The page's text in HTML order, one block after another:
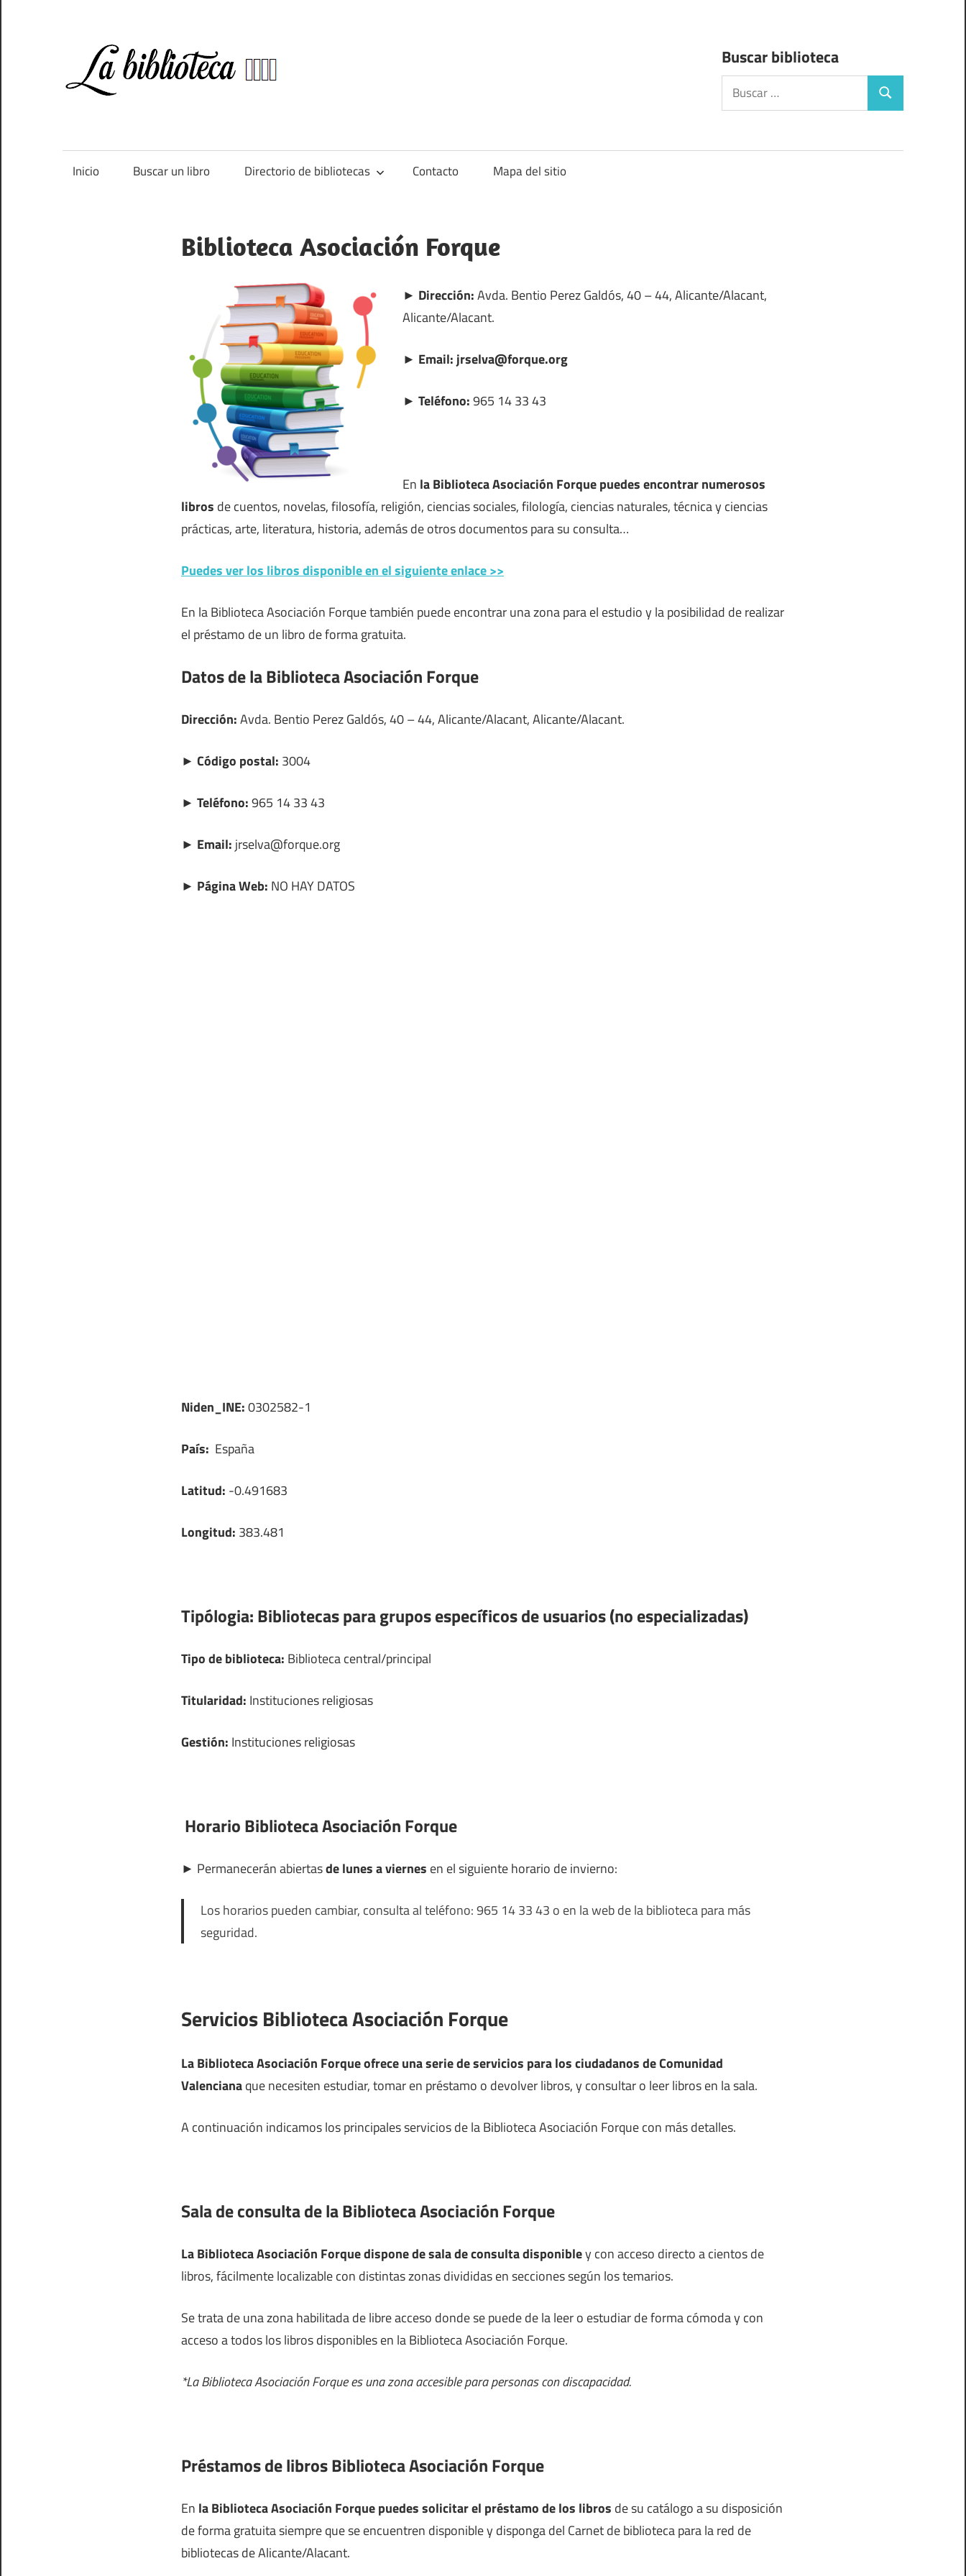
contenido
bibliotecas
de
Buscar biblioteca
Buscar:
Buscar
Inicio Buscar un libro Directorio de bibliotecas Contacto Mapa del sitio
Biblioteca Asociación Forque
► Dirección:Avda. Bentio Perez Galdós, 40 – 44, Alicante/Alacant,
Alicante/Alacant.
► Email: jrselva@forque.org
► Teléfono:965 14 33 43
En la Biblioteca Asociación Forque puedes encontrar numerosos
libros de cuentos, novelas, filosofía, religión, ciencias sociales, filología, ciencias naturales, técnica y ciencias
prácticas, arte, literatura, historia, además de otros documentos para su consulta…
Puedes ver los libros disponible en el siguiente enlace >>
En la Biblioteca Asociación Forque también puede encontrar una zona para el estudio y la posibilidad de realizar
el préstamo de un libro de forma gratuita.
Datos de la Biblioteca Asociación Forque
Dirección:Avda. Bentio Perez Galdós, 40 – 44, Alicante/Alacant, Alicante/Alacant.
► Código postal: 3004
► Teléfono:965 14 33 43
► Email: jrselva@forque.org
► Página Web: NO HAY DATOS
Niden_INE:0302582-1
País: España
Latitud: -0.491683
Longitud: 383.481
Tipólogia:Bibliotecas para grupos específicos de usuarios (no especializadas)
Tipo de biblioteca: Biblioteca central/principal
Titularidad: Instituciones religiosas
Gestión: Instituciones religiosas
Horario Biblioteca Asociación Forque
► Permanecerán abiertasde lunes a viernes en el siguiente horario de invierno:
Los horarios pueden cambiar, consulta al teléfono: 965 14 33 43 o en la web de la biblioteca para más
seguridad.
Servicios Biblioteca Asociación Forque
La Biblioteca Asociación Forque ofrece una serie de servicios para los ciudadanos de Comunidad
Valencianaque necesiten estudiar, tomar en préstamo o devolver libros, y consultar o leer libros en la sala.
A continuación indicamos los principales servicios de la Biblioteca Asociación Forque con más detalles.
Sala de consulta de la Biblioteca Asociación Forque
La Biblioteca Asociación Forque dispone de sala de consulta disponibley con acceso directo a cientos de
libros, fácilmente localizable con distintas zonas divididas en secciones según los temarios.
Se trata de una zona habilitada de libre acceso donde se puede de la leer o estudiar de forma cómoda y con
acceso a todos los libros disponibles en la Biblioteca Asociación Forque.
*La Biblioteca Asociación Forque es una zona accesible para personas con discapacidad.
Préstamos de libros Biblioteca Asociación Forque
En la Biblioteca Asociación Forque puedes solicitar el préstamo de los libros de su catálogo a su disposición
de forma gratuita siempre que se encuentren disponible y disponga del Carnet de biblioteca para la red de
bibliotecas de Alicante/Alacant.